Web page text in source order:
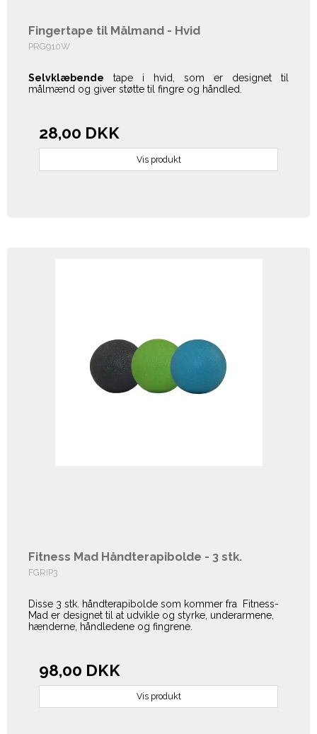
Fingertape til Målmand - Hvid
PRG910W
Selvklæbende tape i hvid, som er designet til
målmænd og giver støtte til fingre og håndled.
28,00 DKK
Vis produkt
Fitness Mad Håndterapibolde - 3 stk.
FGRIP3
Disse 3 stk. håndterapibolde som kommer fra Fitness-
Mad er designet til at udvikle og styrke, underarmene,
hænderne, håndledene og fingrene.
98,00 DKK
Vis produkt